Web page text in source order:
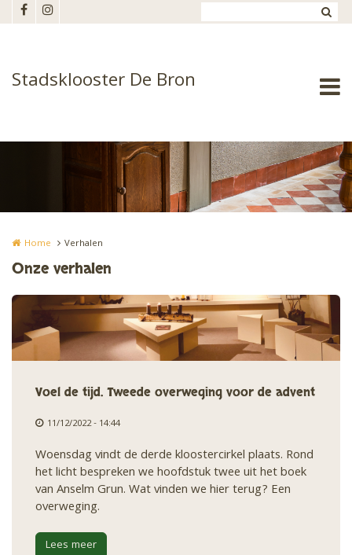
Overslaan en naar de inhoud gaan
Stadsklooster De Bron
Home Verhalen
Onze verhalen
Voel de tijd. Tweede overweging voor de advent
11/12/2022 - 14:44
Woensdag vindt de derde kloostercirkel plaats. Rond
het licht bespreken we hoofdstuk twee uit het boek
van Anselm Grun. Wat vinden we hier terug? Een
overweging.
Lees meer